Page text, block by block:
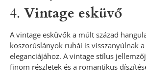
4. Vintage esküvő
A vintage esküvők a múlt század
koszorúslányok ruhái is visszanyúlnak
eleganciájához. A vintage stílus
finom részletek és a romantikus